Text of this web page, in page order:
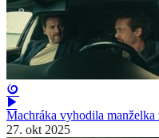
Machráka vyhodila manželka
27. okt 2025